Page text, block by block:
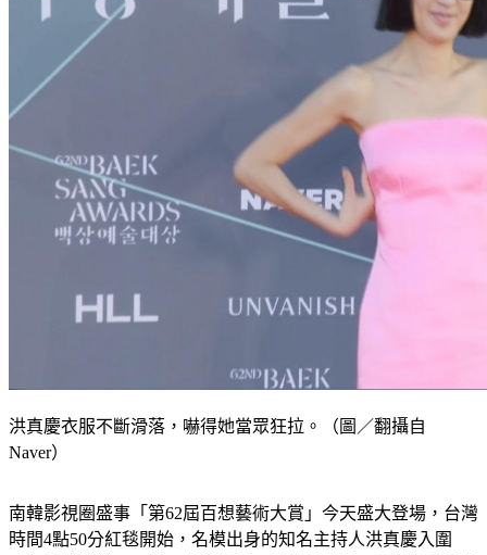
Naver）
時間4點50分紅毯開始，名模出身的知名主持人洪真慶入圍
「女子綜藝賞」，以一身夢幻平口長禮服亮相，不過似乎因身